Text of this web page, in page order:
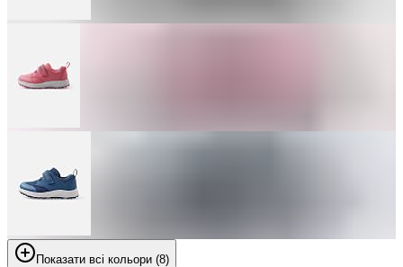
Показати всі кольори (8)